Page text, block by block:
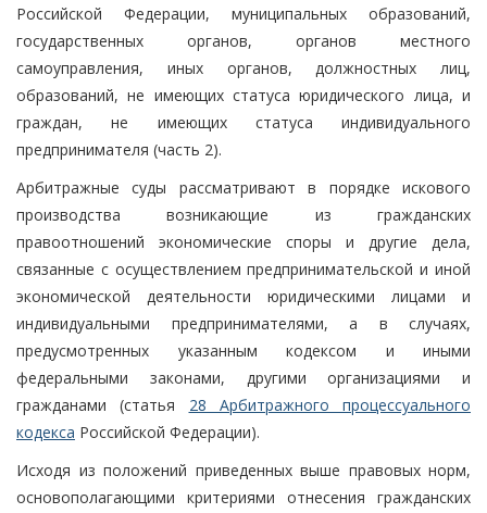
Российской Федерации, муниципальных образований,
государственных органов, органов местного
самоуправления, иных органов, должностных лиц,
образований, не имеющих статуса юридического лица, и
граждан, не имеющих статуса индивидуального
предпринимателя (часть 2).
Арбитражные суды рассматривают в порядке искового
производства возникающие из гражданских
правоотношений экономические споры и другие дела,
связанные с осуществлением предпринимательской и иной
экономической деятельности юридическими лицами и
индивидуальными предпринимателями, а в случаях,
предусмотренных указанным кодексом и иными
федеральными законами, другими организациями и
гражданами (статья 28 Арбитражного процессуального
кодекса Российской Федерации).
Исходя из положений приведенных выше правовых норм,
основополагающими критериями отнесения гражданских